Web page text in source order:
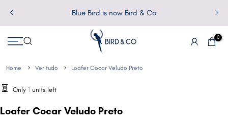
Pular
conteúdo
Blue Bird is now Bird & Co
0
Home Ver tudo Loafer Cocar Veludo Preto
Only 1 units left
Loafer Cocar Veludo Preto